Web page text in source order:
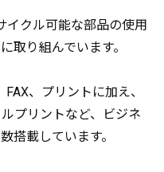
イクル可能な部品の使用
取り組んでいます。
、プリントに加え、
プリントなど、ビジネ
搭載しています。